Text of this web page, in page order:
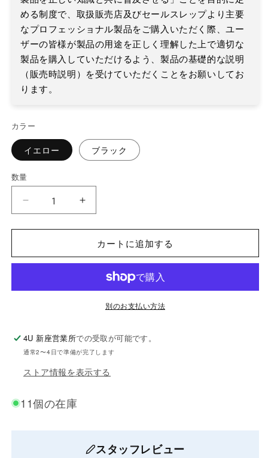
める制度で、 取扱販売店及びセールスレップより主要
なプロフェッショナル製品をご購入いただく際、ユー
ザーの皆様が製品の用途を正しく理解した上で適切な
製品を購入していただけるよう、製品の基礎的な説明
（販売時説明） を受けていただくことをお願いしてお
ります。
カラー
イエロー ブラック
数
数量
S（ア
デ
数
減
S（ア
デ
数
カートに追加する
別のお支払い方法
4U 新座営業所での受取が可能です。
通常2〜4日で準備が完了します
ストア情報を表示する
11個の在庫
スタッフレビュー